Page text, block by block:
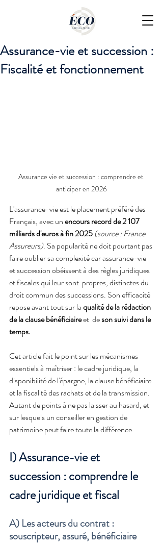
Assurance-vie et succession :
Fiscalité et fonctionnement
Assurance vie et succession : comprendre et
anticiper en 2026
L'assurance-vie est le placement préféré des
Français, avec un encours record de 2 107
milliards d'euros à fin 2025(source : France
Assureurs). Sa popularité ne doit pourtant pas
faire oublier sa complexité car assurance-vie
et succession obéissent à des règles juridiques
et fiscales qui leur sont  propres, distinctes du
droit commun des successions. Son efficacité
repose avant tout sur la qualité de la rédaction
de la clause bénéficiaire et  de son suivi dans le
temps.
Cet article fait le point sur les mécanismes
essentiels à maîtriser : le cadre juridique, la
disponibilité de l'épargne, la clause bénéficiaire
et la fiscalité des rachats et de la transmission.
Autant de points à ne pas laisser au hasard, et
sur lesquels un conseiller en gestion de
patrimoine peut faire toute la différence.
I) Assurance-vie et
succession : comprendre le
cadre juridique et fiscal
A) Les acteurs du contrat :
souscripteur, assuré, bénéficiaire